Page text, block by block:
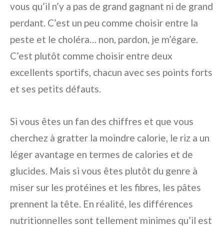
vous qu’il n’y a pas de grand gagnant ni de grand
perdant. C’est un peu comme choisir entre la
peste et le choléra… non, pardon, je m’égare.
C’est plutôt comme choisir entre deux
excellents sportifs, chacun avec ses points forts
et ses petits défauts.
Si vous êtes un fan des chiffres et que vous
cherchez à gratter la moindre calorie, le riz a un
léger avantage en termes de calories et de
glucides. Mais si vous êtes plutôt du genre à
miser sur les protéines et les fibres, les pâtes
prennent la tête. En réalité, les différences
nutritionnelles sont tellement minimes qu’il est